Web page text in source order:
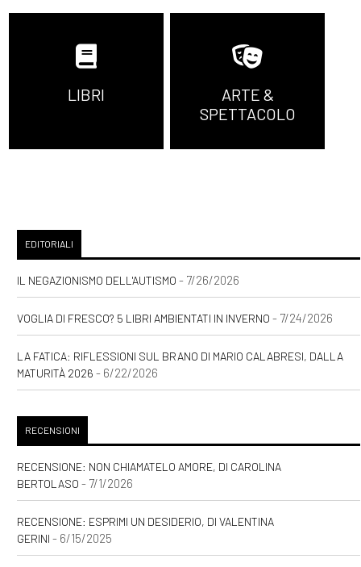
LIBRI
ARTE &
SPETTACOLO
EDITORIALI
IL NEGAZIONISMO DELL'AUTISMO - 7/26/2026
VOGLIA DI FRESCO? 5 LIBRI AMBIENTATI IN INVERNO - 7/24/2026
LA FATICA: RIFLESSIONI SUL BRANO DI MARIO CALABRESI, DALLA
MATURITÀ 2026 - 6/22/2026
RECENSIONI
RECENSIONE: NON CHIAMATELO AMORE, DI CAROLINA
BERTOLASO - 7/1/2026
RECENSIONE: ESPRIMI UN DESIDERIO, DI VALENTINA
GERINI - 6/15/2025